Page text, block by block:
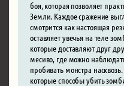
боя, которая позволяет
Земли. Каждое сражение
смотрится как настоящая
оставляет увечья на теле
которые доставляют друг
месиво, где можно
пробивать монстра
которые способы убить